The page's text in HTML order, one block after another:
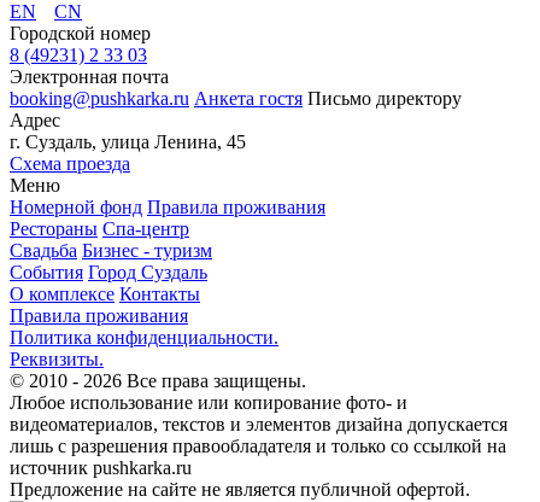
EN
CN
Городской номер
8 (49231) 2 33 03
Электронная почта
booking@pushkarka.ru Анкета гостя Письмо директору
Адрес
г. Суздаль, улица Ленина, 45
Схема проезда
Меню
Номерной фонд Правила проживания
Рестораны Спа-центр
Свадьба Бизнес - туризм
События Город Суздаль
О комплексе Контакты
Правила проживания
Политика конфиденциальности.
Реквизиты.
© 2010 - 2026 Все права защищены.
Любое использование или копирование фото- и
видеоматериалов, текстов и элементов дизайна допускается
лишь с разрешения правообладателя и только со ссылкой на
источник pushkarka.ru
Предложение на сайте не является публичной офертой.